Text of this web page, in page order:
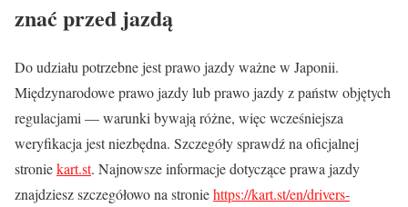
znać przed jazdą
Do udziału potrzebne jest prawo jazdy ważne w Japonii.
Międzynarodowe prawo jazdy lub prawo jazdy z państw objętych
regulacjami — warunki bywają różne, więc wcześniejsza
weryfikacja jest niezbędna. Szczegóły sprawdź na oficjalnej
stroniekart.st. Najnowsze informacje dotyczące prawa jazdy
znajdziesz szczegółowo na stroniehttps://kart.st/en/drivers-